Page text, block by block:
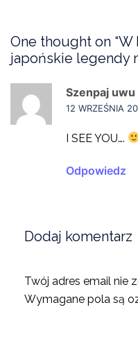
One thought on “W
japońskie legendy
Szenpaj
12 WRZEŚNIA
I SEE YOU….
Odpowiedz
Dodaj komentarz
Twój adres email nie
Wymagane pola są